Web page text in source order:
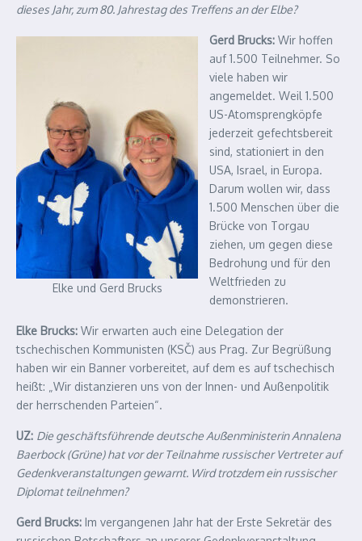
dieses Jahr, zum 80. Jahrestag des Treffens an der Elbe?
Elke und Gerd Brucks
Gerd Brucks: Wir hoffen
auf 1.500 Teilnehmer. So
viele haben wir
angemeldet. Weil 1.500
US-Atomsprengköpfe
jederzeit gefechtsbereit
sind, stationiert in den
USA, Israel, in Europa.
Darum wollen wir, dass
1.500 Menschen über die
Brücke von Torgau
ziehen, um gegen diese
Bedrohung und für den
Weltfrieden zu
demonstrieren.
Elke Brucks: Wir erwarten auch eine Delegation der
tschechischen Kommunisten (KSČ) aus Prag. Zur Begrüßung
haben wir ein Banner vorbereitet, auf dem es auf tschechisch
heißt: „Wir distanzieren uns von der Innen- und Außenpolitik
der herrschenden Parteien“.
UZ: Die geschäftsführende deutsche Außenministerin Annalena
Baerbock (Grüne) hat vor der Teilnahme russischer Vertreter auf
Gedenkveranstaltungen gewarnt. Wird trotzdem ein russischer
Diplomat teilnehmen?
Gerd Brucks: Im vergangenen Jahr hat der Erste Sekretär des